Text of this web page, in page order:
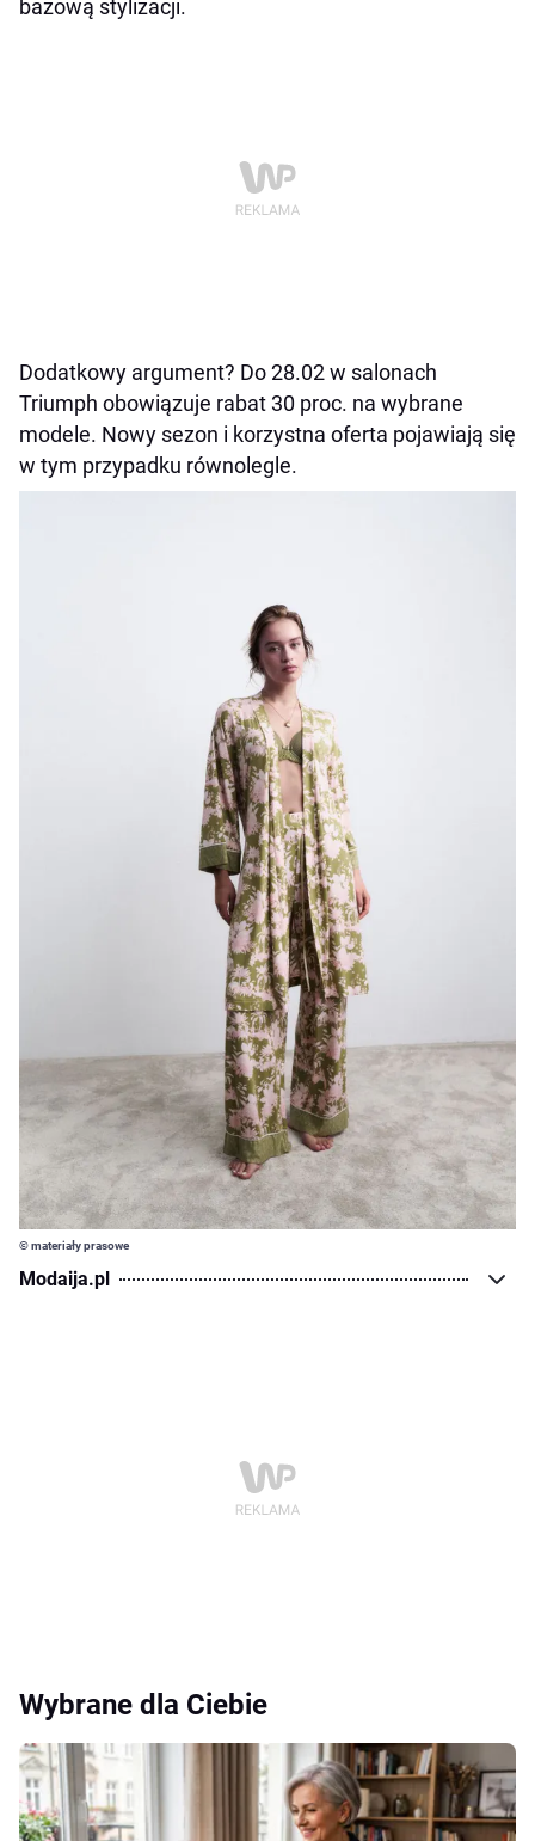
bazową stylizacji.
Dodatkowy argument? Do 28.02 w salonach
Triumph obowiązuje rabat 30 proc. na wybrane
modele. Nowy sezon i korzystna oferta pojawiają się
w tym przypadku równolegle.
© materiały prasowe
Modaija.pl
Wybrane dla Ciebie